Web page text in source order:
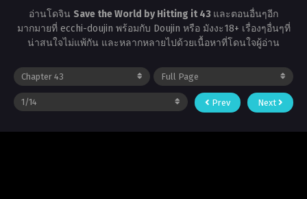
อ่านโดจิน Save the World by Hitting it 43 และตอนอื่นๆอีก
มากมายที่ ecchi-doujin พร้อมกับ Doujin หรือ มังงะ18+ เรื่องๆอื่นๆที่
น่าสนใจไม่แพ้กัน และหลากหลายไปด้วยเนื้อหาที่โดนใจผู้อ่าน
Prev Next